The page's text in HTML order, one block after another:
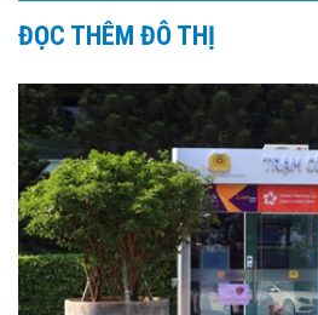
ĐỌC THÊM ĐÔ THỊ